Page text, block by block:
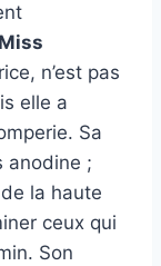
Miss
n’est pas
elle a
Sa
anodine ;
la haute
ceux qui
Son